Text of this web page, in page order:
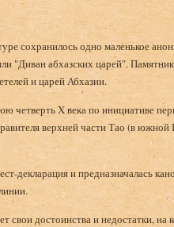
сохранилось одно маленькое
"Диван абхазских царей".
и царей Абхазии.
четверть X века по инициативе
верхней части Тао (в
декларация и предназначалась
свои достоинства и недостатки, на